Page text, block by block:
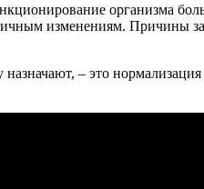
организма
изменениям. Причины
– это